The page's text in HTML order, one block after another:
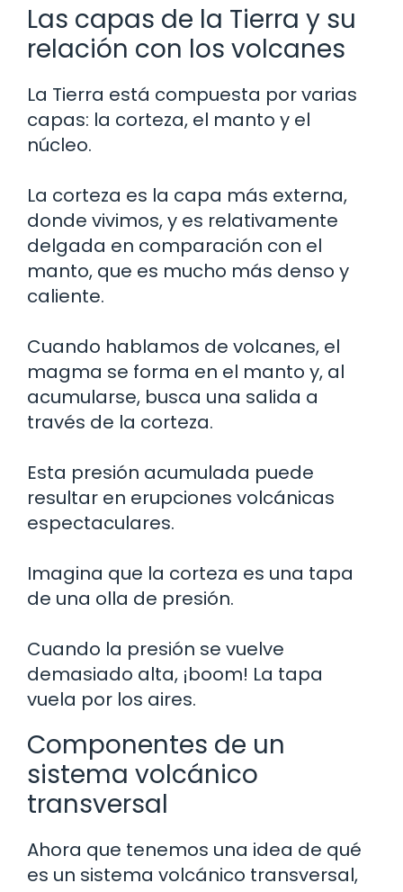
Las capas de la Tierra y su
relación con los volcanes
La Tierra está compuesta por varias
capas: la corteza, el manto y el
núcleo.
La corteza es la capa más externa,
donde vivimos, y es relativamente
delgada en comparación con el
manto, que es mucho más denso y
caliente.
Cuando hablamos de volcanes, el
magma se forma en el manto y, al
acumularse, busca una salida a
través de la corteza.
Esta presión acumulada puede
resultar en erupciones volcánicas
espectaculares.
Imagina que la corteza es una tapa
de una olla de presión.
Cuando la presión se vuelve
demasiado alta, ¡boom! La tapa
vuela por los aires.
Componentes de un
sistema volcánico
transversal
Ahora que tenemos una idea de qué
es un sistema volcánico transversal,